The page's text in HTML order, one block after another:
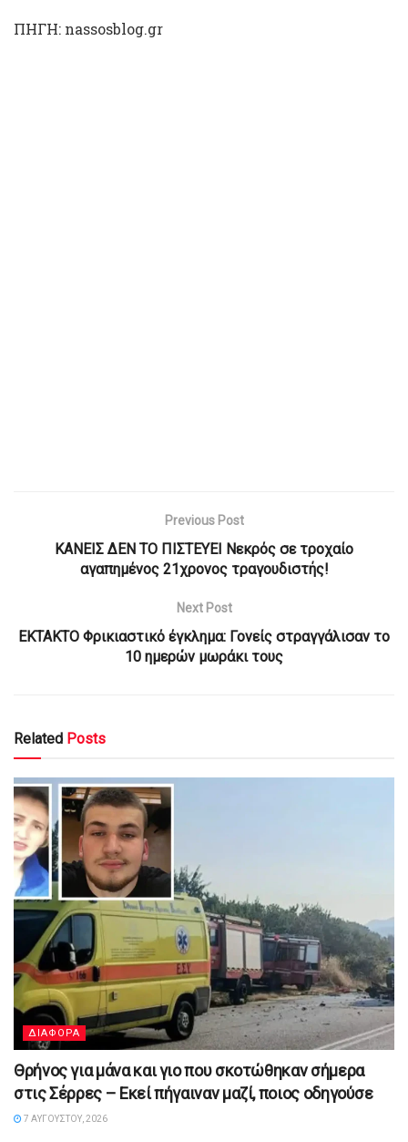
ΠΗΓΗ: nassosblog.gr
Previous Post
ΚΑΝΕΙΣ ΔΕΝ ΤΟ ΠΙΣΤΕΥΕΙ Νεκρός σε τροχαίο
αγαπημένος 21χρονος τραγουδιστής!
Next Post
ΕΚΤΑΚΤΟ Φρικιαστικό έγκλημα: Γονείς στραγγάλισαν το
10 ημερών μωράκι τους
Related Posts
ΔΙΑΦΟΡΑ
Θρήνος για μάνα και γιο που σκοτώθηκαν σήμερα
στις Σέρρες – Εκεί πήγαιναν μαζί, ποιος οδηγούσε
7 ΑΥΓΟΎΣΤΟΥ, 2026